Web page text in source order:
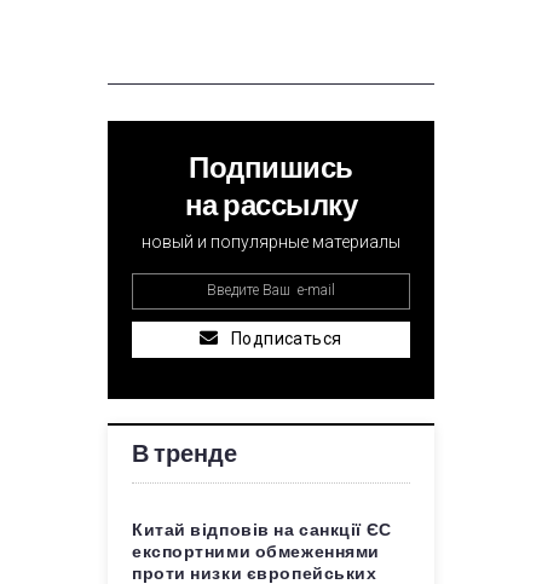
Подпишись
на рассылку
новый и популярные материалы
Подписаться
В тренде
Китай відповів на санкції ЄС
експортними обмеженнями
проти низки європейських